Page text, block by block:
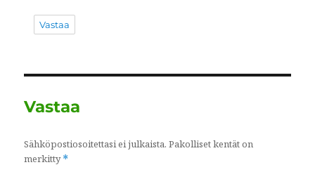
Vastaa
Vastaa
Sähköpostiosoitettasi ei julkaista. Pakolliset kentät on
merkitty*